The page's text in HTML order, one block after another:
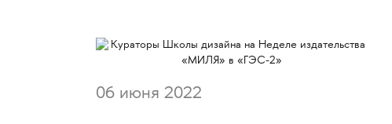
06 июня 2022